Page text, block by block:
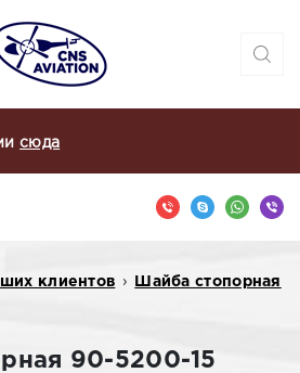
сюда
клиентов ›
Шайба стопорная
90-5200-15